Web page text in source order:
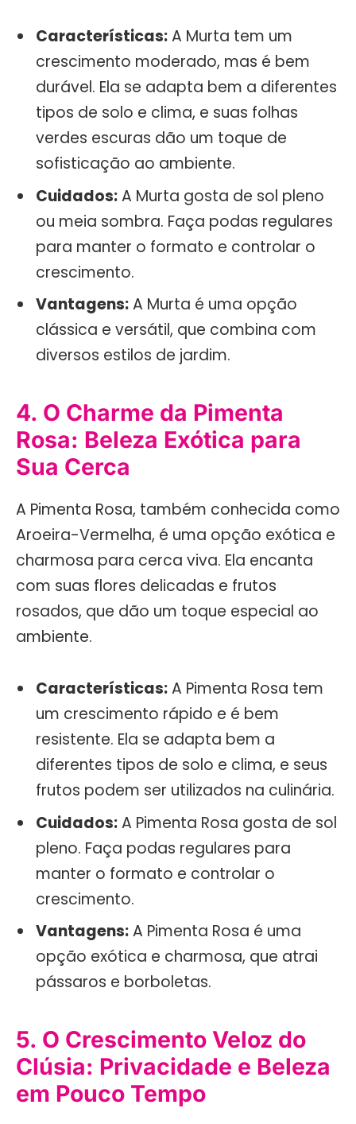
Características:A Murta tem um
crescimento moderado, mas é bem
durável. Ela se adapta bem a diferentes
tipos de solo e clima, e suas folhas
verdes escuras dão um toque de
sofisticação ao ambiente.
Cuidados:A Murta gosta de sol pleno
ou meia sombra. Faça podas regulares
para manter o formato e controlar o
crescimento.
Vantagens:A Murta é uma opção
clássica e versátil, que combina com
diversos estilos de jardim.
4. O Charme da Pimenta
Rosa: Beleza Exótica para
Sua Cerca
A Pimenta Rosa, também conhecida como
Aroeira-Vermelha, é uma opção exótica e
charmosa para cerca viva. Ela encanta
com suas flores delicadas e frutos
rosados, que dão um toque especial ao
ambiente.
Características:A Pimenta Rosa tem
um crescimento rápido e é bem
resistente. Ela se adapta bem a
diferentes tipos de solo e clima, e seus
frutos podem ser utilizados na culinária.
Cuidados:A Pimenta Rosa gosta de sol
pleno. Faça podas regulares para
manter o formato e controlar o
crescimento.
Vantagens:A Pimenta Rosa é uma
opção exótica e charmosa, que atrai
pássaros e borboletas.
5. O Crescimento Veloz do
Clúsia: Privacidade e Beleza
em Pouco Tempo